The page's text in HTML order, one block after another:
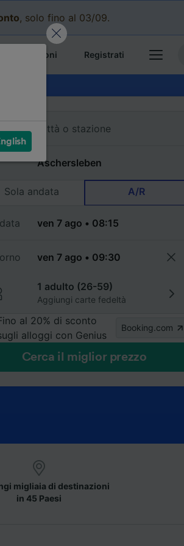
, solo fino al 03/09.
prenotazioni Registrati
Sola andata A/R
1 adulto (26-59)
Aggiungi carte fedeltà
al 20% di sconto
alloggi con Genius
Booking.com
Cerca il miglior prezzo
migliaia di destinazioni
in 45 Paesi